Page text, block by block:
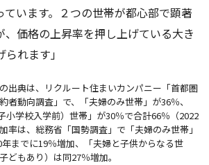
ています。２つの世帯が都心部で顕著
、価格の上昇率を押し上げている大き
れます」
出典は、リクルート住まいカンパニー「首都圏
者動向調査」で、「夫婦のみ世帯」が36％、
小学校入学前）世帯」が30％で合計66％（2022
率は、総務省「国勢調査」で「夫婦のみ世帯」
までに19％増加、「夫婦と子供からなる世
どもあり）は同27％増加。